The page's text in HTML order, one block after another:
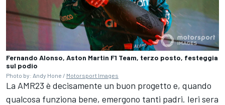
Fernando Alonso, Aston Martin F1 Team, terzo posto, festeggia
sul podio
Photo by: Andy Hone / Motorsport Images
La AMR23 è decisamente un buon progetto e, quando
qualcosa funziona bene, emergono tanti padri. Ieri sera